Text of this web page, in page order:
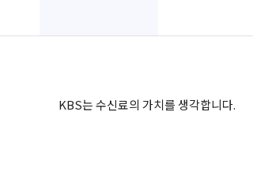
KBS는 수신료의 가치를 생각합니다.